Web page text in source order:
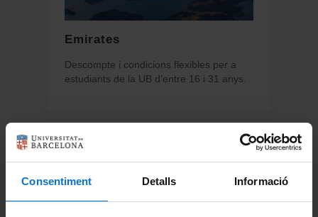
Consentiment Detalls Informació
Emirates
Descompte i condicions flexibles per a
estudiants de la UB d’entre 16 i 31 anys.